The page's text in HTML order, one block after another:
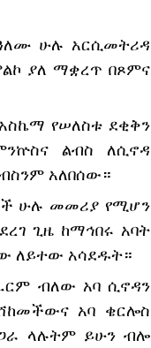
ሁሉ አርሲመትሪዳ
ያለ ማቋረጥ በጾምና
የሠለስቱ ደቂቅን
ልብስ ለሲኖዳ
አለበሰው።
ሁሉ መመሪያ የሚሆን
ጊዜ ከማኅበሩ አባት
ለይተው አሳደዱት።
ብለው አባ ሲኖዳን
አባ ቄርሎስ
ጋራ ላሉትም ይሁን ብሎ